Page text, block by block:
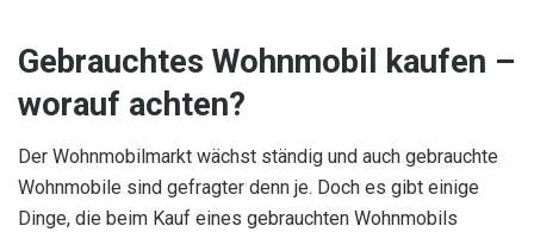
Gebrauchtes Wohnmobil kaufen –
worauf achten?
Der Wohnmobilmarkt wächst ständig und auch gebrauchte
Wohnmobile sind gefragter denn je. Doch es gibt einige
Dinge, die beim Kauf eines gebrauchten Wohnmobils